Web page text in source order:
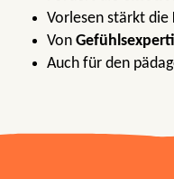
Vorlesen stärkt die
Von
Auch für den